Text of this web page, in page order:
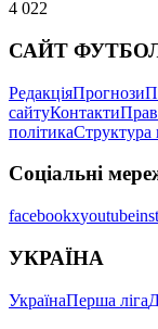
4 022
САЙТ
РедакціяПрогнози
сайтуКонтакти
політикаСтруктура
Соціальні
facebookxyoutube
УКРАЇНА
УкраїнаПерша ліга